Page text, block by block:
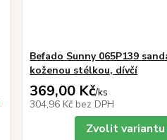
Befado Sunny 065P139
koženou stélkou, dívčí
369,00 Kč/ks
304,96 Kč bez DPH
Zvolit variantu